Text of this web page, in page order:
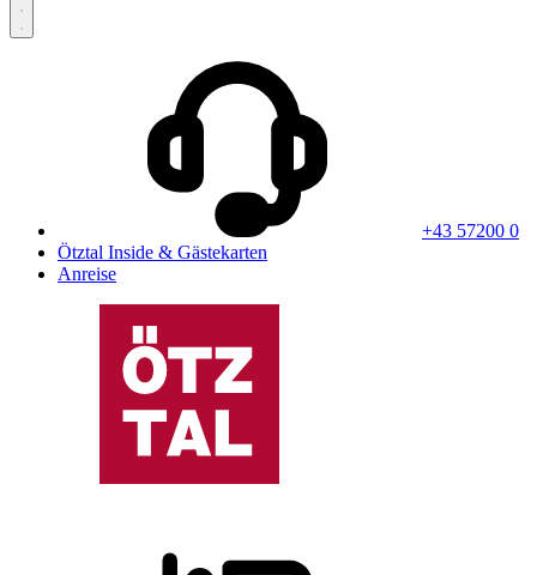
+43 57200 0
Ötztal Inside & Gästekarten
Anreise